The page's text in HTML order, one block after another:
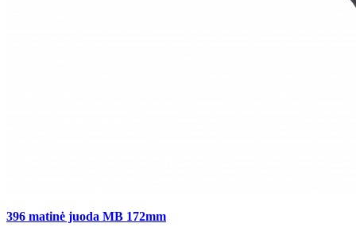
396 matinė juoda MB 172mm